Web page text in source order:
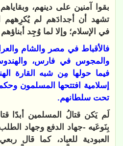
بقوا آمنين على دينهم،
تشهد أن أجدادَهم لم
في الإسلام؛ وإلا لما وُجِد
فالأقباط في مصر والشام
والمجوس في فارس،
فيما حولها مِن شبه القارة
إسلامية افتتحها المسلمون
تحت سلطانهم.
لَم يَكن قتالُ المسلمين أبدًا
بِنَوعَيه -جهاد الدفع وجهاد
العبودية للعباد، كما قال